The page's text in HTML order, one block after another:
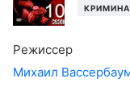
Режиссер
Михаил